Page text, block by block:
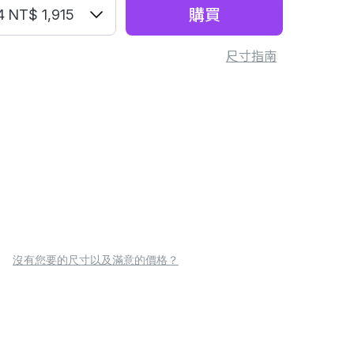
NT$ 1,915 購買
尺寸指南
沒有您要的尺寸以及滿意的價格？